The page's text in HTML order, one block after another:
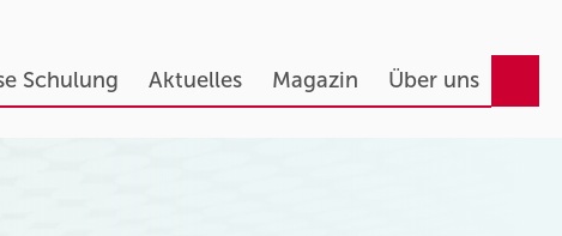
Schulung Aktuelles Magazin Über uns